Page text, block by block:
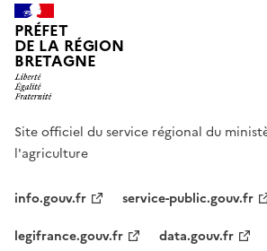
PRÉFET
DE LA RÉGION
BRETAGNE
Site officiel du service régional du
l'agriculture
info.gouv.fr
service-public.gouv.fr
legifrance.gouv.fr
data.gouv.fr